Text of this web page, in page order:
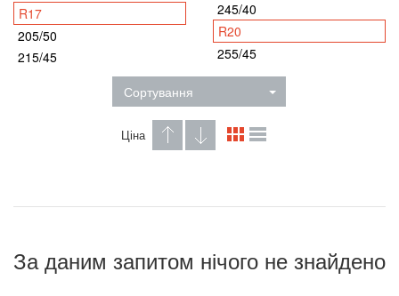
R17
205/50
215/45
245/40
R20
255/45
Сортування
Ціна
За даним запитом нічого не знайдено